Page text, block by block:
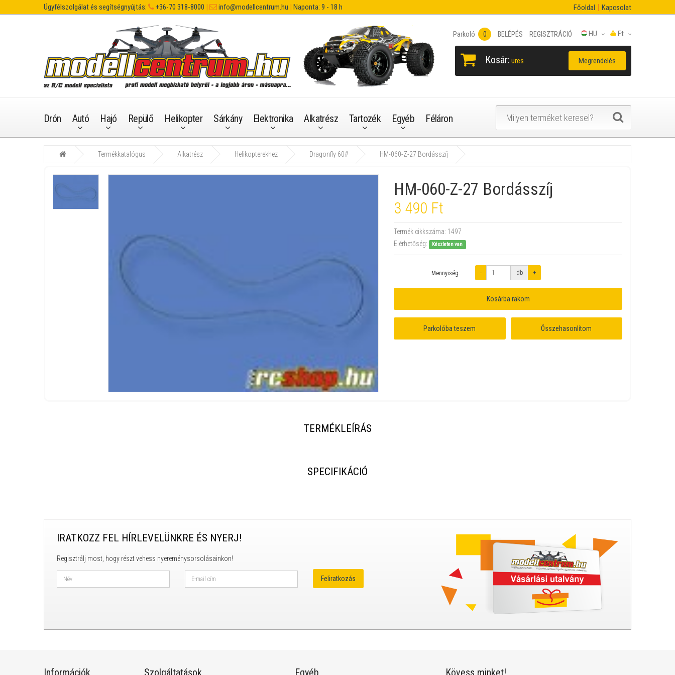
Ügyfélszolgálat és segítségnyújtás: +36-70 318-8000 | info@modellcentrum.hu | Naponta: 9 - 18 h Főoldal Kapcsolat
Ft
HU
Parkoló 0 BELÉPÉS REGISZTRÁCIÓ
Kosár: üres Megrendelés
Drón Autó Hajó Repülő Helikopter Sárkány Elektronika Alkatrész Tartozék Egyéb Féláron
Termékkatalógus Alkatrész Helikopterekhez Dragonfly 60# HM-060-Z-27 Bordásszíj
HM-060-Z-27 Bordásszíj
3 490 Ft
Termék cikkszáma: 1497
Elérhetőség:
Készleten van
Mennyiség: - db +
Kosárba rakom
Parkolóba teszem Összehasonlítom
TERMÉKLEÍRÁS
SPECIFIKÁCIÓ
IRATKOZZ FEL HÍRLEVELÜNKRE ÉS NYERJ!
Regisztrálj most, hogy részt vehess nyereménysorsolásainkon!